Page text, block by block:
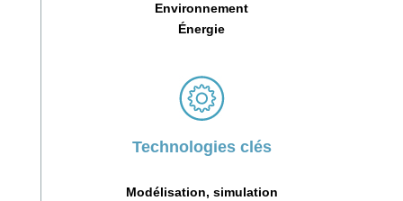
Environnement
Énergie
Technologies clés
Modélisation, simulation